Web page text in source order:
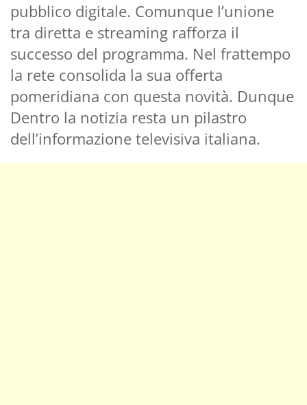
pubblico digitale. Comunque l’unione
tra diretta e streaming rafforza il
successo del programma. Nel frattempo
la rete consolida la sua offerta
pomeridiana con questa novità. Dunque
Dentro la notizia resta un pilastro
dell’informazione televisiva italiana.